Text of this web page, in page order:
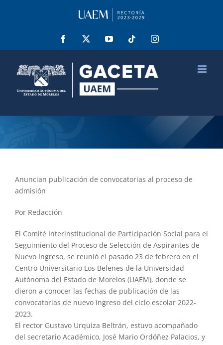
Facebook YouTube Tiktok Instagram
Anuncian publicación de convocatorias al proceso de
admisión
Por Redacción
El Comité Interinstitucional de Participación Social para el
Seguimiento del Proceso de Selección de Aspirantes de
Nuevo Ingreso, se reunió el pasado 23 de febrero en el
Centro Universitario Los Belenes de la Universidad
Autónoma del Estado de Morelos (UAEM), donde se
dieron a conocer las fechas de publicación de las
convocatorias de nuevo ingreso del ciclo escolar 2022-
2023.
El rector Gustavo Urquiza Beltrán, estuvo acompañado
del secretario Académico, José Mario Ordóñez Palacios, y